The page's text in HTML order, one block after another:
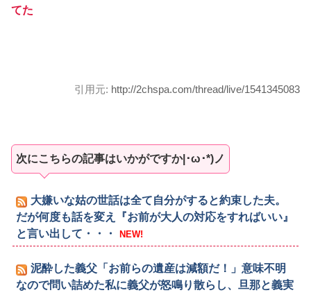
てた
引用元: http://2chspa.com/thread/live/1541345083
次にこちらの記事はいかがですか|･ω･*)ノ
大嫌いな姑の世話は全て自分がすると約束した夫。
だが何度も話を変え『お前が大人の対応をすればいい』
と言い出して・・・
NEW!
泥酔した義父「お前らの遺産は減額だ！」意味不明
なので問い詰めた私に義父が怒鳴り散らし、旦那と義実